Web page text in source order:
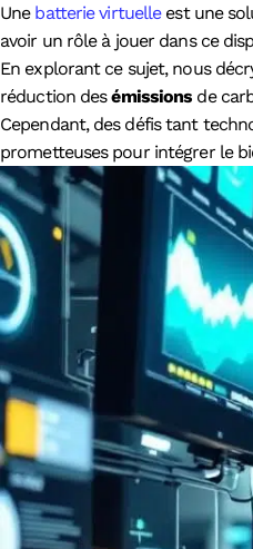
Une batterie virtuelleest une
avoir un rôle à jouer dans ce
En explorant ce sujet, nous
réduction desémissions de
Cependant, des défis tant
prometteuses pour intégrer le